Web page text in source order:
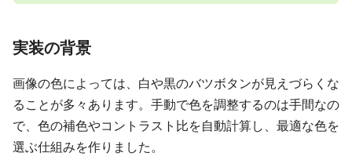
実装の背景
画像の色によっては、白や黒のバツボタンが見えづらくな
ることが多々あります。手動で色を調整するのは手間なの
で、色の補色やコントラスト比を自動計算し、最適な色を
選ぶ仕組みを作りました。